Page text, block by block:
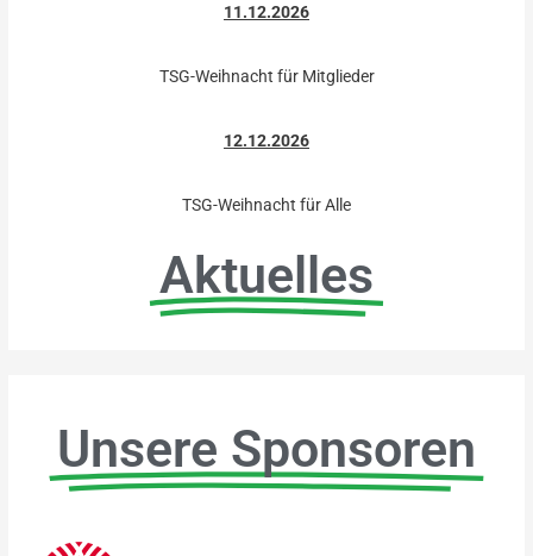
11.12.2026
TSG-Weihnacht für Mitglieder
12.12.2026
TSG-Weihnacht für Alle
Aktuelles
Unsere Sponsoren